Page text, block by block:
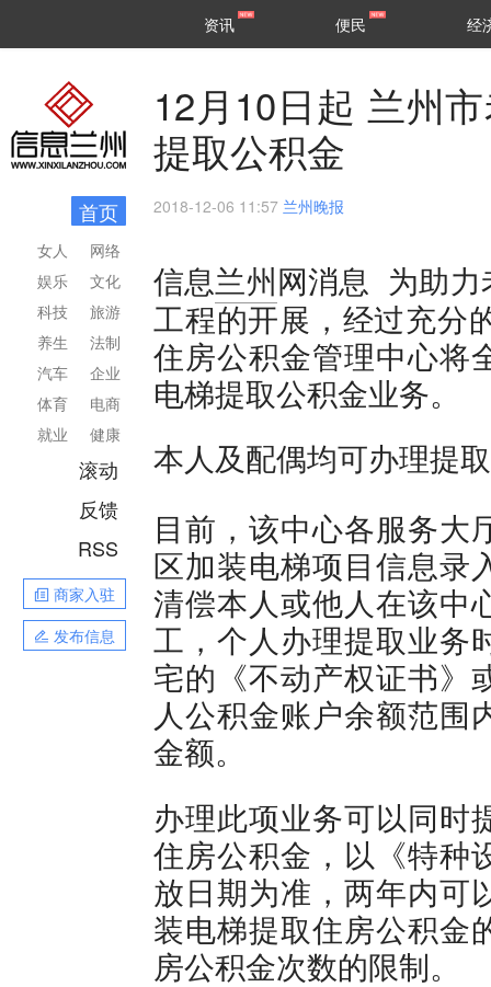
区县
资讯 便民 经
首页
网络
文化
旅游
法制
企业
电商
健康
女人
娱乐
科技
养生
汽车
体育
就业
滚动
反馈
RSS
商家入驻
发布信息
12月10日起 兰州
提取公积金
2018-12-06 11:57 兰州晚报
信息兰州网消息 为助
工程的开展，经过充分
住房公积金管理中心将
电梯提取公积金业务。
本人及配偶均可办理提取
目前，该中心各服务大
区加装电梯项目信息录
清偿本人或他人在该中
工，个人办理提取业务
宅的《不动产权证书》
人公积金账户余额范围
金额。
办理此项业务可以同时
住房公积金，以《特种
放日期为准，两年内可
装电梯提取住房公积金
房公积金次数的限制。